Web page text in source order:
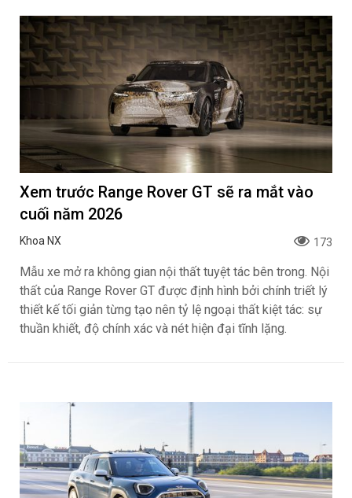
Xem trước Range Rover GT sẽ ra mắt vào
cuối năm 2026
Khoa NX 173
Mẫu xe mở ra không gian nội thất tuyệt tác bên trong. Nội
thất của Range Rover GT được định hình bởi chính triết lý
thiết kế tối giản từng tạo nên tỷ lệ ngoại thất kiệt tác: sự
thuần khiết, độ chính xác và nét hiện đại tĩnh lặng.